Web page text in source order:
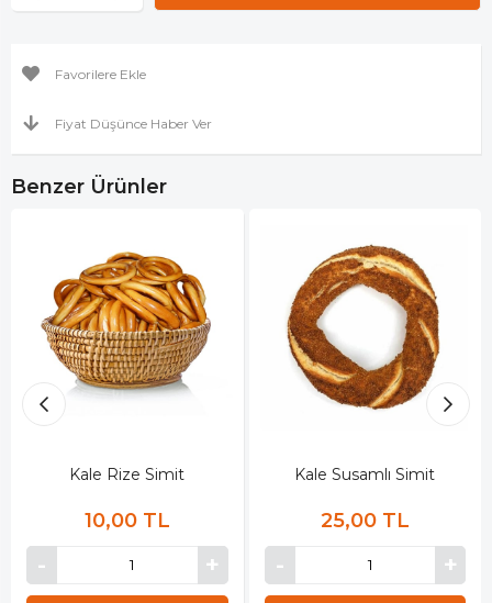
Favorilere Ekle
Fiyat Düşünce Haber Ver
Benzer Ürünler
Kale Rize Simit
10,00 TL
Kale Susamlı Simit
25,00 TL